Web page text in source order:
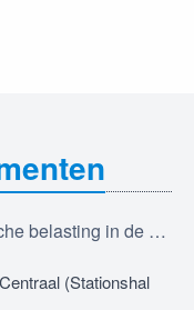
Cursus: Mentale en praktische belasting in de migratierechtadvocatuur; professioneel betrokken blijven in een werkveld dat je raakt, 5 oktober 2026
(Stationshal